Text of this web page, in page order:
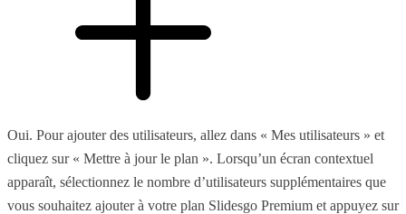
Oui. Pour ajouter des utilisateurs, allez dans « Mes utilisateurs » et
cliquez sur « Mettre à jour le plan ». Lorsqu’un écran contextuel
apparaît, sélectionnez le nombre d’utilisateurs supplémentaires que
vous souhaitez ajouter à votre plan Slidesgo Premium et appuyez sur